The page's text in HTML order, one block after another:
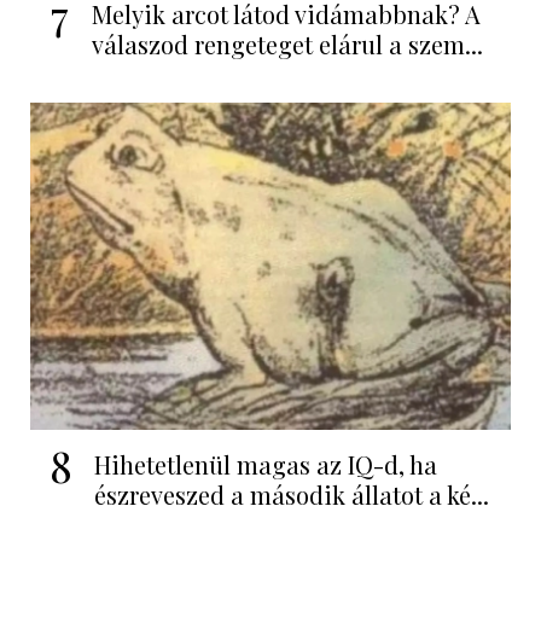
7
Melyik arcot látod vidámabbnak? A
válaszod rengeteget elárul a szem...
8
Hihetetlenül magas az IQ-d, ha
észreveszed a második állatot a ké...